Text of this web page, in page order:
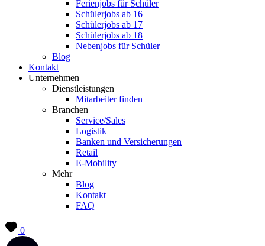
Ferienjobs für Schüler
Schülerjobs ab 16
Schülerjobs ab 17
Schülerjobs ab 18
Nebenjobs für Schüler
Blog
Kontakt
Unternehmen
Dienstleistungen
Mitarbeiter finden
Branchen
Service/Sales
Logistik
Banken und Versicherungen
Retail
E-Mobility
Mehr
Blog
Kontakt
FAQ
0